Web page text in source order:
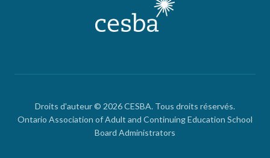
Droits d'auteur © 2026 CESBA. Tous droits réservés.
Ontario Association of Adult and Continuing Education School
Board Administrators